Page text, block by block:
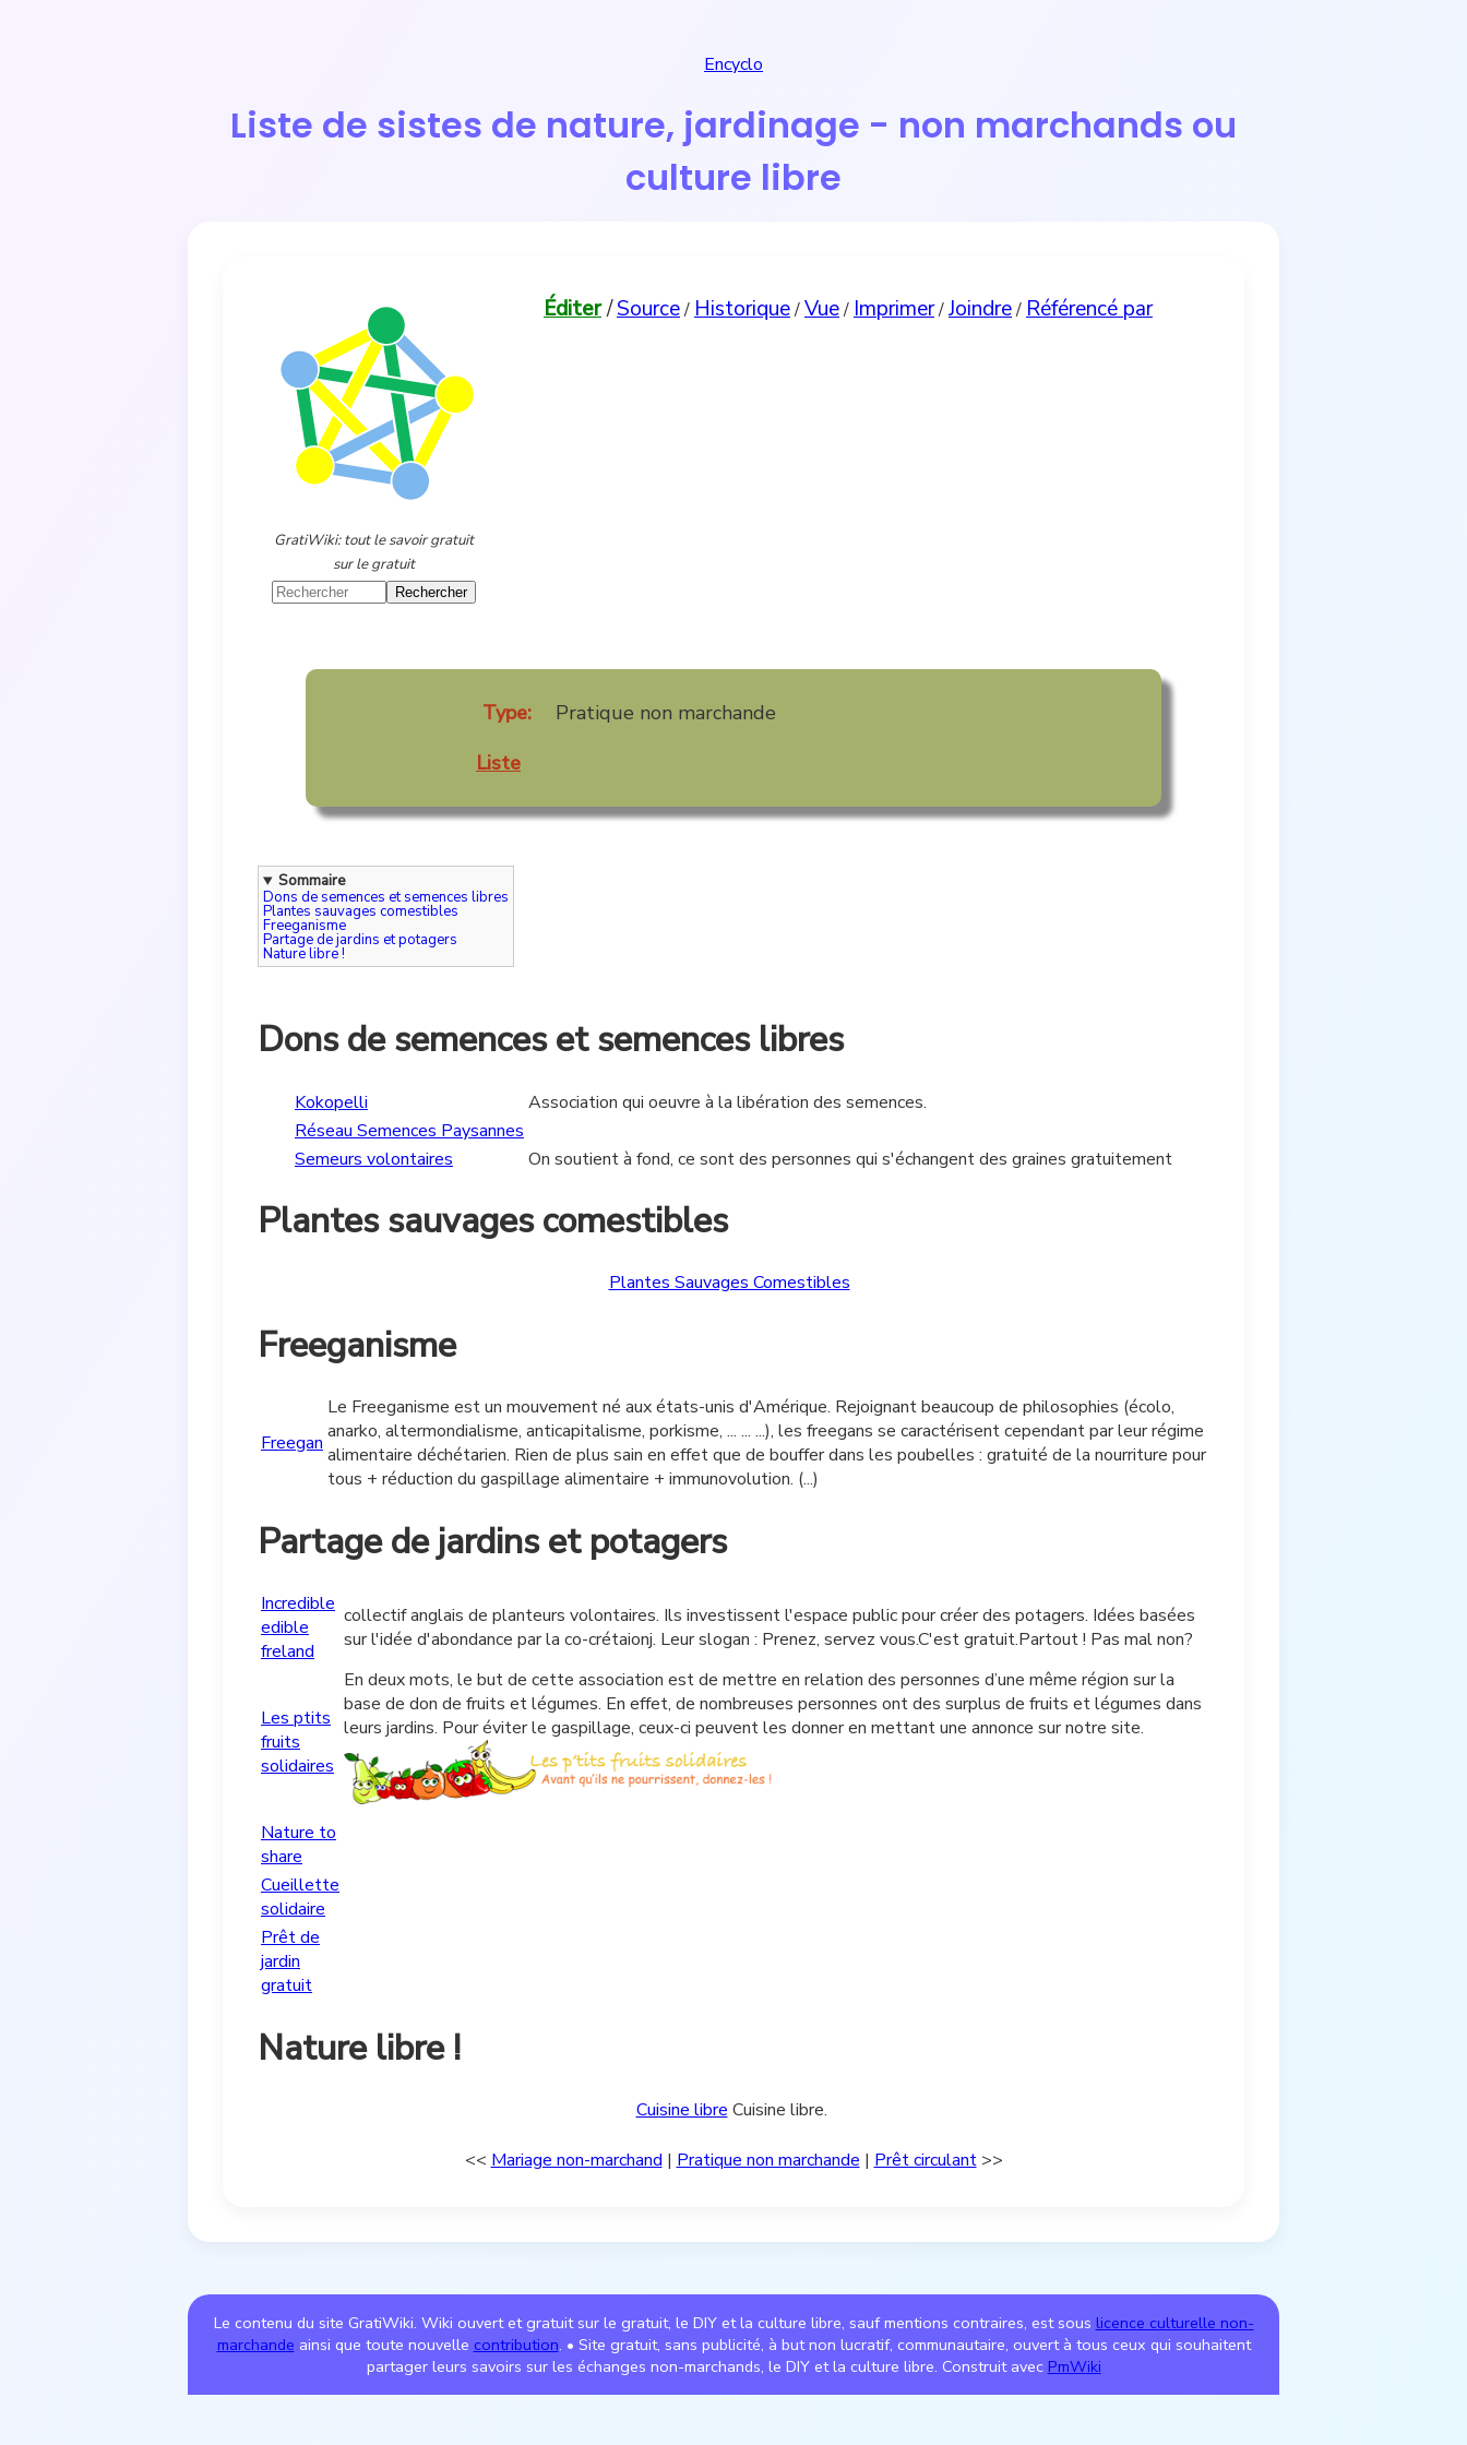
Encyclo
Liste de sistes de nature, jardinage - non marchands ou
culture libre
GratiWiki: tout le savoir gratuit
sur le gratuit
Éditer/Source/Historique/Vue/Imprimer/Joindre/Référencé par
Type:
Pratique non marchande
Liste
Sommaire
Dons de semences et semences libres
Plantes sauvages comestibles
Freeganisme
Partage de jardins et potagers
Nature libre !
Dons de semences et semences libres
Kokopelli
Association qui oeuvre à la libération des semences.
Réseau Semences Paysannes
Semeurs volontaires
On soutient à fond, ce sont des personnes qui s'échangent des graines gratuitement
Plantes sauvages comestibles
Plantes Sauvages Comestibles
Freeganisme
Freegan
Le Freeganisme est un mouvement né aux états-unis d'Amérique. Rejoignant beaucoup de philosophies (écolo,
anarko, altermondialisme, anticapitalisme, porkisme, ... ... ...), les freegans se caractérisent cependant par leur régime
alimentaire déchétarien. Rien de plus sain en effet que de bouffer dans les poubelles : gratuité de la nourriture pour
tous + réduction du gaspillage alimentaire + immunovolution. (...)
Partage de jardins et potagers
Incredible
edible
freland
collectif anglais de planteurs volontaires. Ils investissent l'espace public pour créer des potagers. Idées basées
sur l'idée d'abondance par la co-crétaionj. Leur slogan : Prenez, servez vous.C'est gratuit.Partout ! Pas mal non?
Les ptits
fruits
solidaires
En deux mots, le but de cette association est de mettre en relation des personnes d’une même région sur la
base de don de fruits et légumes. En effet, de nombreuses personnes ont des surplus de fruits et légumes dans
leurs jardins. Pour éviter le gaspillage, ceux-ci peuvent les donner en mettant une annonce sur notre site.
Nature to
share
Cueillette
solidaire
Prêt de
jardin
gratuit
Nature libre !
Cuisine libre Cuisine libre.
<< Mariage non-marchand | Pratique non marchande | Prêt circulant>>
Le contenu du site GratiWiki. Wiki ouvert et gratuit sur le gratuit, le DIY et la culture libre, sauf mentions contraires, est sous licence culturelle non-
marchande ainsi que toute nouvelle contribution. • Site gratuit, sans publicité, à but non lucratif, communautaire, ouvert à tous ceux qui souhaitent
partager leurs savoirs sur les échanges non-marchands, le DIY et la culture libre. Construit avec PmWiki